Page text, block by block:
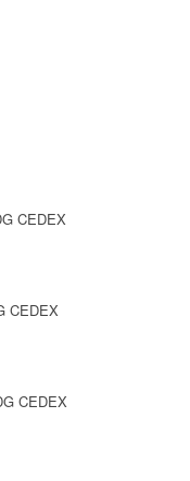
CEDEX
CEDEX
CEDEX